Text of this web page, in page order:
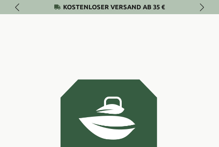
Zum Hauptinhalt springenKOSTENLOSER VERSAND AB 35 €